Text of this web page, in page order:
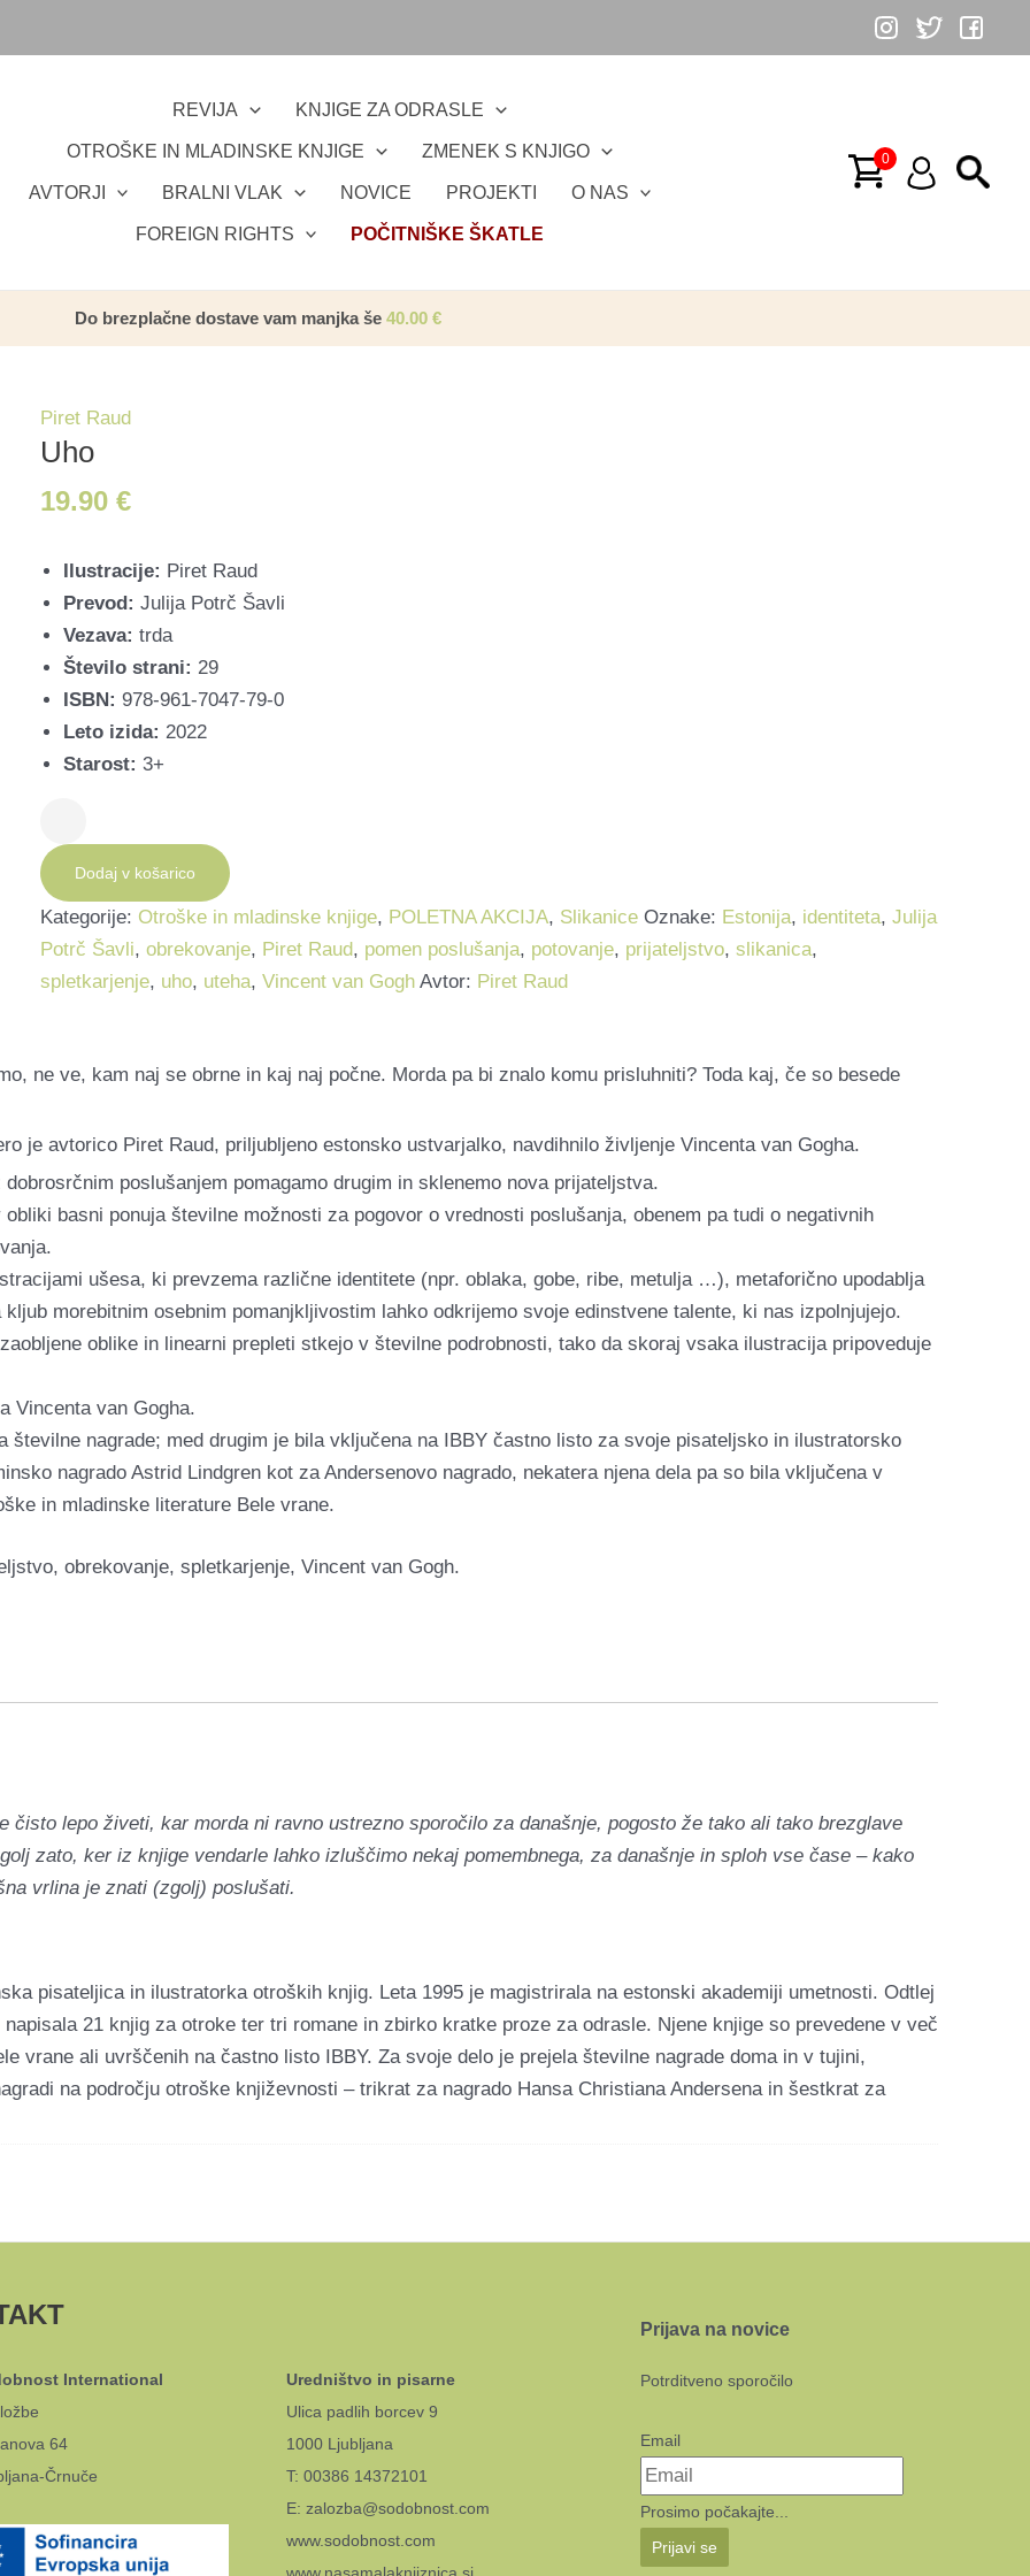
REVIJA KNJIGE ZA ODRASLE
OTROŠKE IN MLADINSKE KNJIGE ZMENEK S KNJIGO
AVTORJI BRALNI VLAK NOVICE PROJEKTI O NAS
FOREIGN RIGHTS POČITNIŠKE ŠKATLE
Do brezplačne dostave vam manjka še 40.00€
Piret Raud
Uho
19.90€
Ilustracije: Piret Raud
Prevod: Julija Potrč Šavli
Vezava: trda
Število strani: 29
ISBN: 978-961-7047-79-0
Leto izida: 2022
Starost: 3+
količina
Dodaj v košarico
Kategorije: Otroške in mladinske knjige, POLETNA AKCIJA, Slikanice Oznake: Estonija, identiteta, Julija
Potrč Šavli, obrekovanje, Piret Raud, pomen poslušanja, potovanje, prijateljstvo, slikanica,
spletkarjenje, uho, uteha, Vincent van Gogh Avtor: Piret Raud
ne ve, kam naj se obrne in kaj naj počne. Morda pa bi znalo komu prisluhniti? Toda kaj, če so besede
je avtorico Piret Raud, priljubljeno estonsko ustvarjalko, navdihnilo življenje Vincenta van Gogha.
poslušanjem pomagamo drugim in sklenemo nova prijateljstva.
basni ponuja številne možnosti za pogovor o vrednosti poslušanja, obenem pa tudi o negativnih
ušesa, ki prevzema različne identitete (npr. oblaka, gobe, ribe, metulja …), metaforično upodablja
morebitnim osebnim pomanjkljivostim lahko odkrijemo svoje edinstvene talente, ki nas izpolnjujejo.
oblike in linearni prepleti stkejo v številne podrobnosti, tako da skoraj vsaka ilustracija pripoveduje
Vincenta van Gogha.
številne nagrade; med drugim je bila vključena na IBBY častno listo za svoje pisateljsko in ilustratorsko
nagrado Astrid Lindgren kot za Andersenovo nagrado, nekatera njena dela pa so bila vključena v
in mladinske literature Bele vrane.
obrekovanje, spletkarjenje, Vincent van Gogh.
čisto lepo živeti, kar morda ni ravno ustrezno sporočilo za današnje, pogosto že tako ali tako brezglave
zato, ker iz knjige vendarle lahko izluščimo nekaj pomembnega, za današnje in sploh vse čase – kako
vrlina je znati (zgolj) poslušati.
pisateljica in ilustratorka otroških knjig. Leta 1995 je magistrirala na estonski akademiji umetnosti. Odtlej
21 knjig za otroke ter tri romane in zbirko kratke proze za odrasle. Njene knjige so prevedene v več
vrane ali uvrščenih na častno listo IBBY. Za svoje delo je prejela številne nagrade doma in v tujini,
na področju otroške književnosti – trikrat za nagrado Hansa Christiana Andersena in šestkrat za
International
64
Črnuče
Uredništvo in pisarne
Ulica padlih borcev 9
1000 Ljubljana
T: 00386 14372101
E: zalozba@sodobnost.com
www.sodobnost.com
Prijava na novice
Potrditveno sporočilo
Email
Prosimo počakajte...
Prijavi se